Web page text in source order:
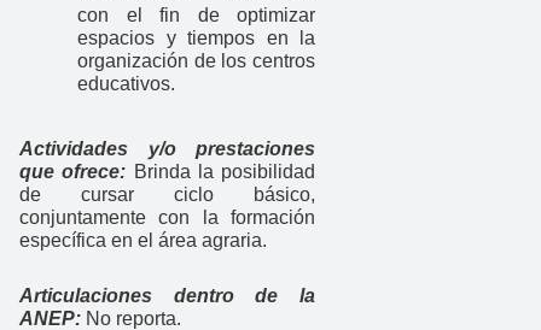
con el fin de optimizar
espacios y tiempos en la
organización de los centros
educativos.
Actividades y/o prestaciones
que ofrece: Brinda la posibilidad
de cursar ciclo básico,
conjuntamente con la formación
específica en el área agraria.
Articulaciones dentro de la
ANEP: No reporta.